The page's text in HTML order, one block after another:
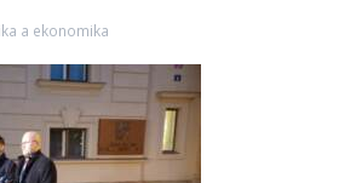
a ekonomika